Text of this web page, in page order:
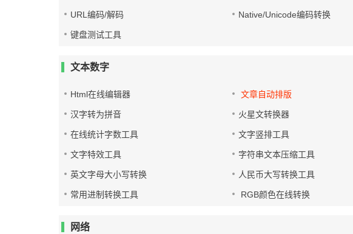
URL编码/解码 Native/Unicode编码转换
键盘测试工具
文本数字
Html在线编辑器 文章自动排版
汉字转为拼音 火星文转换器
在线统计字数工具 文字竖排工具
文字特效工具 字符串文本压缩工具
英文字母大小写转换 人民币大写转换工具
常用进制转换工具 RGB颜色在线转换
网络